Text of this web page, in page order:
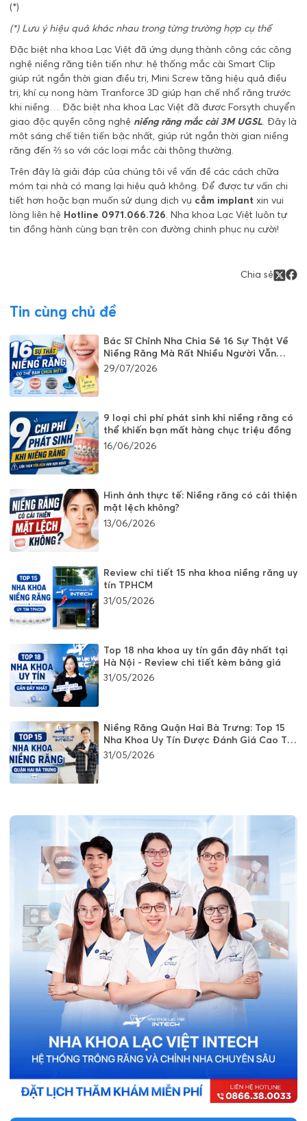
(*)
(*) Lưu ý hiệu quả khác nhau trong từng trường hợp cụ thể
Đặc biệt nha khoa Lạc Việt đã ứng dụng thành công các công
nghệ niềng răng tiên tiến như: hệ thống mắc cài Smart Clip
giúp rút ngắn thời gian điều trị, Mini Screw tăng hiệu quả điều
trị, khí cụ nong hàm Tranforce 3D giúp hạn chế nhổ răng trước
khi niềng… Đặc biệt nha khoa Lạc Việt đã được Forsyth chuyển
giao độc quyền công nghệ niềng răng mắc cài 3M UGSL. Đây là
một sáng chế tiên tiến bậc nhất, giúp rút ngắn thời gian niềng
răng đến ⅔ so với các loại mắc cài thông thường.
Trên đây là giải đáp của chúng tôi về vấn đề các cách chữa
móm tại nhà có mang lại hiệu quả không. Để được tư vấn chi
tiết hơn hoặc bạn muốn sử dụng dịch vụ cắm implant xin vui
lòng liên hệ Hotline 0971.066.726. Nha khoa Lạc Việt luôn tự
tin đồng hành cùng bạn trên con đường chinh phục nụ cười!
Chia sẻ
Tin cùng chủ đề
Bác Sĩ Chỉnh Nha Chia Sẻ 16 Sự Thật Về
Niềng Răng Mà Rất Nhiều Người Vẫn
Đang Hiểu Sai
29/07/2026
9 loại chi phí phát sinh khi niềng răng có
thể khiến bạn mất hàng chục triệu đồng
16/06/2026
Hình ảnh thực tế: Niềng răng có cải thiện
mặt lệch không?
13/06/2026
Review chi tiết 15 nha khoa niềng răng uy
tín TPHCM
31/05/2026
Top 18 nha khoa uy tín gần đây nhất tại
Hà Nội - Review chi tiết kèm bảng giá
31/05/2026
Niềng Răng Quận Hai Bà Trưng: Top 15
Nha Khoa Uy Tín Được Đánh Giá Cao Tại
Hà Nội
31/05/2026